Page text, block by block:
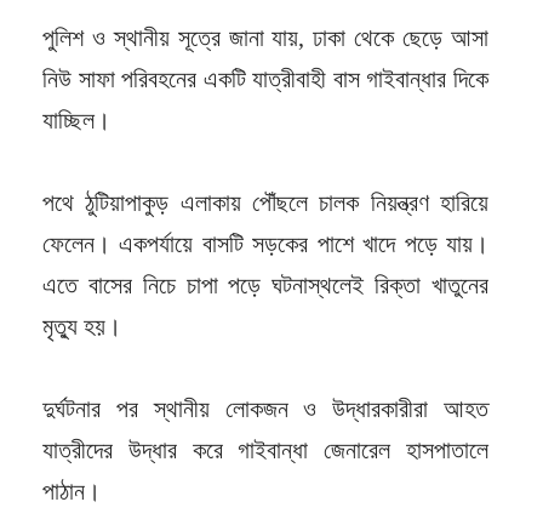
পুলিশ ও স্থানীয় সূত্রে জানা যায়, ঢাকা থেকে ছেড়ে আসা
নিউ সাফা পরিবহনের একটি যাত্রীবাহী বাস গাইবান্ধার দিকে
যাচ্ছিল।
পথে ঠুটিয়াপাকুড় এলাকায় পৌঁছলে চালক নিয়ন্ত্রণ হারিয়ে
ফেলেন। একপর্যায়ে বাসটি সড়কের পাশে খাদে পড়ে যায়।
এতে বাসের নিচে চাপা পড়ে ঘটনাস্থলেই রিক্তা খাতুনের
মৃত্যু হয়।
দুর্ঘটনার পর স্থানীয় লোকজন ও উদ্ধারকারীরা আহত
যাত্রীদের উদ্ধার করে গাইবান্ধা জেনারেল হাসপাতালে
পাঠান।